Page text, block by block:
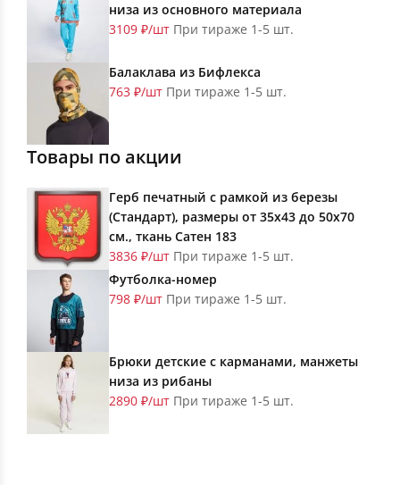
низа из основного материала
3109 ₽/шт При тираже 1-5 шт.
Балаклава из Бифлекса
763 ₽/шт При тираже 1-5 шт.
Товары по акции
Герб печатный с рамкой из березы
(Стандарт), размеры от 35х43 до 50х70
см., ткань Сатен 183
3836 ₽/шт При тираже 1-5 шт.
Футболка-номер
798 ₽/шт При тираже 1-5 шт.
Брюки детские с карманами, манжеты
низа из рибаны
2890 ₽/шт При тираже 1-5 шт.